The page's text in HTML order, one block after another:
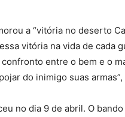
a “vitória no deserto
vitória na vida de
confronto entre o bem e o
do inimigo suas
no dia 9 de abril. O